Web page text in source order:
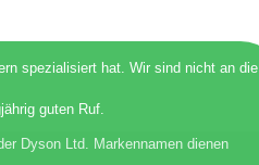
spezialisiert hat. Wir sind nicht an die
guten Ruf.
Dyson Ltd. Markennamen dienen